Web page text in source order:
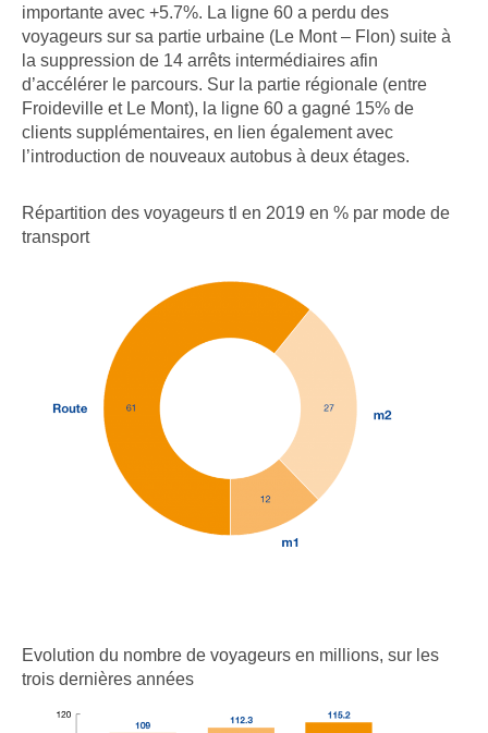
importante avec +5.7%. La ligne 60 a perdu des
voyageurs sur sa partie urbaine (Le Mont – Flon) suite à
la suppression de 14 arrêts intermédiaires afin
d’accélérer le parcours. Sur la partie régionale (entre
Froideville et Le Mont), la ligne 60 a gagné 15% de
clients supplémentaires, en lien également avec
l’introduction de nouveaux autobus à deux étages.
Répartition des voyageurs tl en 2019 en % par mode de
transport
Evolution du nombre de voyageurs en millions, sur les
trois dernières années